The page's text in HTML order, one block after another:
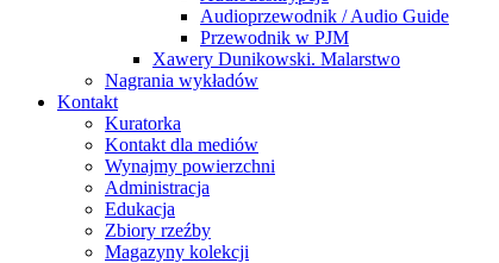
Audioprzewodnik / Audio Guide
Przewodnik w PJM
Xawery Dunikowski. Malarstwo
Nagrania wykładów
Kontakt
Kuratorka
Kontakt dla mediów
Wynajmy powierzchni
Administracja
Edukacja
Zbiory rzeźby
Magazyny kolekcji